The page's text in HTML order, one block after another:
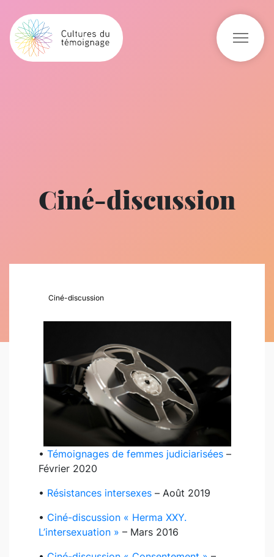
Ciné-discussion
Ciné-discussion
• Témoignages de femmes judiciarisées –
Février 2020
• Résistances intersexes – Août 2019
• Ciné-discussion « Herma XXY.
L’intersexuation » – Mars 2016